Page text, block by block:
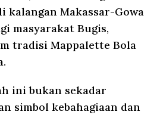
kalangan Makassar-Gowa
masyarakat Bugis,
tradisi Mappalette Bola
ini bukan sekadar
simbol kebahagiaan dan